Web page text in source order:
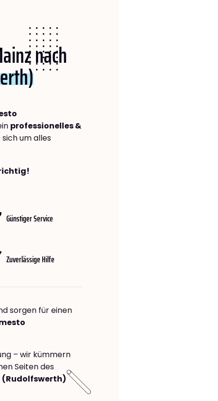
nach
professionelles &
sich um alles
Günstiger Service
Zuverlässige Hilfe
sorgen für einen
– wir kümmern
Seiten des
(Rudolfswerth)